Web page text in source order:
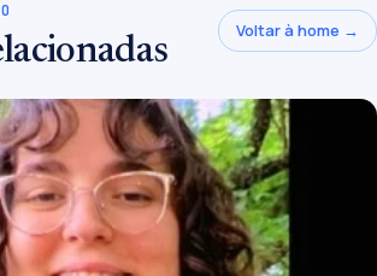
Voltar à home →